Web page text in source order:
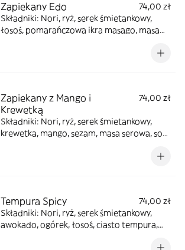
Zapiekany Edo
74,00 zł
Składniki: Nori, ryż, serek śmietankowy,
łosoś, pomarańczowa ikra masago, masa
Zapiekany z Mango i
Krewetką
74,00 zł
Składniki: Nori, ryż, serek śmietankowy,
krewetka, mango, sezam, masa serowa, sos
Tempura Spicy
74,00 zł
Składniki: Nori, ryż, serek śmietankowy,
awokado, ogórek, łosoś, ciasto tempura,